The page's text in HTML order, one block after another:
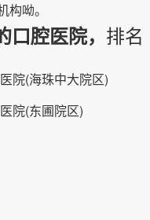
呦。
腔医院， 排名
院(海珠中大院区)
院(东圃院区)